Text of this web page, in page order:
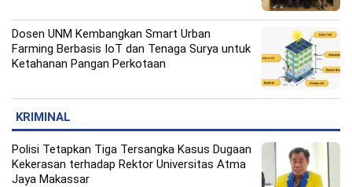
Dosen UNM Kembangkan Smart Urban
Farming Berbasis IoT dan Tenaga Surya untuk
Ketahanan Pangan Perkotaan
KRIMINAL
Polisi Tetapkan Tiga Tersangka Kasus Dugaan
Kekerasan terhadap Rektor Universitas Atma
Jaya Makassar